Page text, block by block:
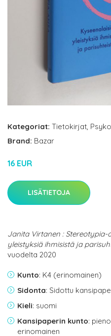
Kategoriat: Tietokirjat,
Brand: Bazar
16 EUR
LISÄTIETOJA
Janita Virtanen : Stereotypia-
yleistyksiä ihmisistä ja
vuodelta 2020
Kunto: K4 (erinomainen)
Sidonta: Sidottu
Kieli: suomi
Kansipaperin kunto:
erinomainen